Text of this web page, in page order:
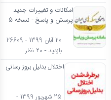
امکانات و تغییرات جدید
پرسش و پاسخ - نسخه 5
20 آبان 1399 - 26609
بازدید - 20 نظر
اختلال بدلیل بروز رسانی
25 شهریور 1399 -